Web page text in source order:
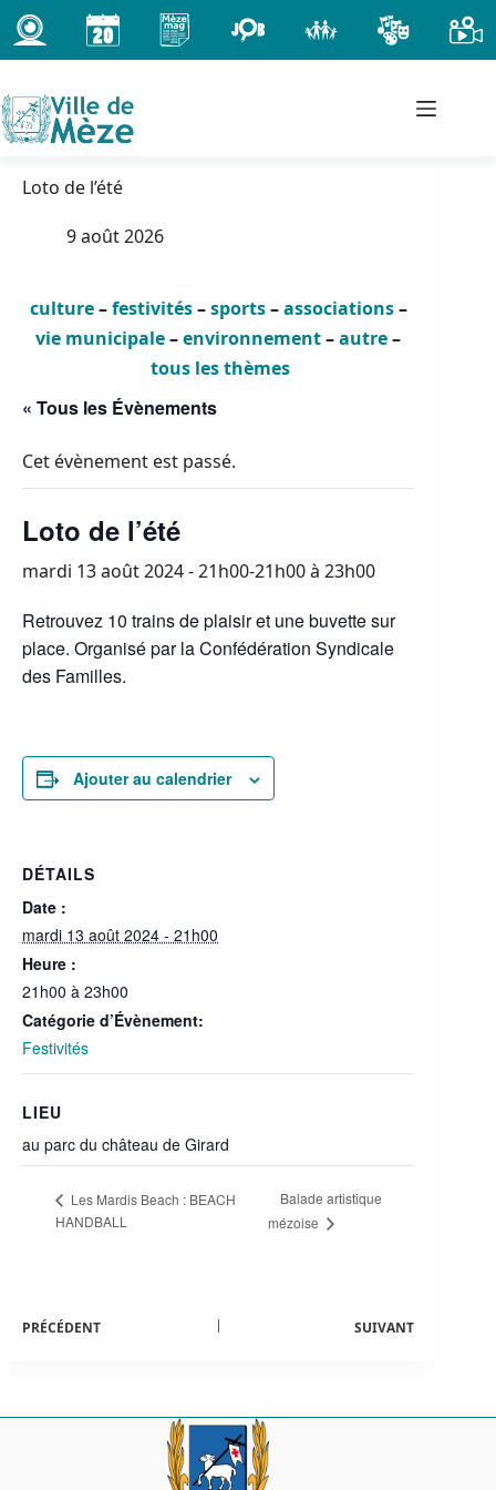
Passer
au
contenu
Loto de l’été
9 août 2026
culture–festivités–sports–associations–
vie municipale–environnement–autre–
tous les thèmes
« Tous les Évènements
Cet évènement est passé.
Loto de l’été
mardi 13 août 2024 - 21h00-21h00à 23h00
Retrouvez 10 trains de plaisir et une buvette sur
place. Organisé par la Confédération Syndicale
des Familles.
Ajouter au calendrier
DÉTAILS
Date :
mardi 13 août 2024 - 21h00
Heure :
21h00 à 23h00
Catégorie d’Évènement:
Festivités
LIEU
au parc du château de Girard
Les Mardis Beach : BEACH
HANDBALL
Balade artistique
mézoise
PRÉCÉDENT SUIVANT